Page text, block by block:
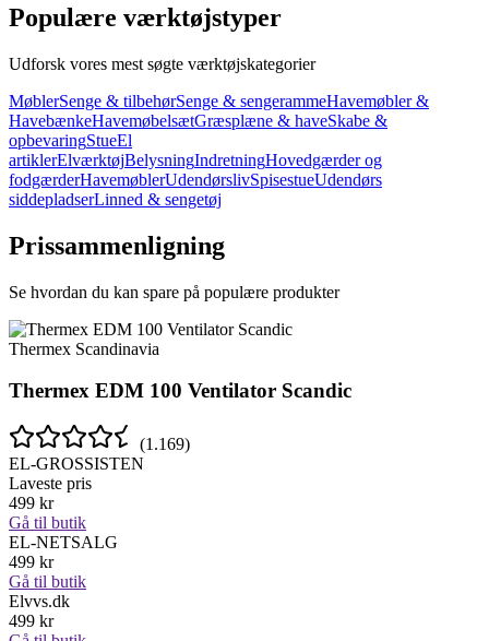
Populære værktøjstyper
Udforsk vores mest søgte værktøjskategorier
MøblerSenge & tilbehørSenge & sengerammeHavemøbler &
HavebænkeHavemøbelsætGræsplæne & haveSkabe &
opbevaringStueEl
artiklerElværktøjBelysningIndretningHovedgærder og
fodgærderHavemøblerUdendørslivSpisestueUdendørs
siddepladserLinned & sengetøj
Prissammenligning
Se hvordan du kan spare på populære produkter
Thermex Scandinavia
Thermex EDM 100 Ventilator Scandic
(1.169)
EL-GROSSISTEN
Laveste pris
499 kr
Gå til butik
EL-NETSALG
499 kr
Gå til butik
Elvvs.dk
499 kr